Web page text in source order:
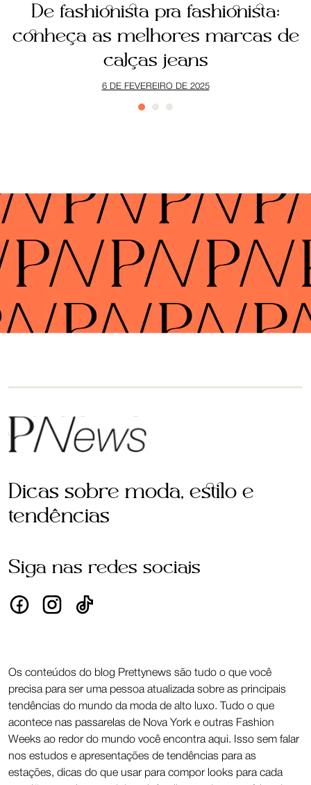
De fashionista pra fashionista:
conheça as melhores marcas de
calças jeans
6 DE FEVEREIRO DE 2025
Dicas sobre moda, estilo e
tendências
Siga nas redes sociais
Os conteúdos do blog Prettynews são tudo o que você
precisa para ser uma pessoa atualizada sobre as principais
tendências do mundo da moda de alto luxo. Tudo o que
acontece nas passarelas de Nova York e outras Fashion
Weeks ao redor do mundo você encontra aqui. Isso sem falar
nos estudos e apresentações de tendências para as
estações, dicas do que usar para compor looks para cada